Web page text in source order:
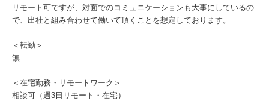
リモート可ですが、対面でのコミュニケーションも大事にしているの
で、出社と組み合わせて働いて頂くことを想定しております。
＜転勤＞
無
＜在宅勤務・リモートワーク＞
相談可（週3日リモート・在宅）